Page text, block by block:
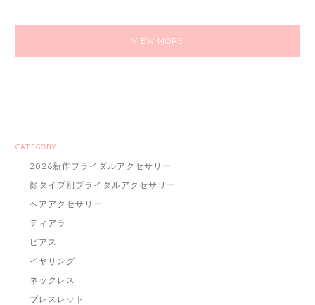
VIEW MORE
CATEGORY
2026新作ブライダルアクセサリー
顔タイプ別ブライダルアクセサリー
ヘアアクセサリー
ティアラ
ピアス
イヤリング
ネックレス
ブレスレット